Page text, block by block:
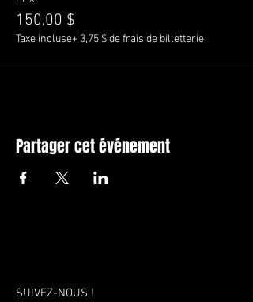
150,00 $
Taxe incluse+ 3,75 $ de frais de billetterie
Partager cet événement
SUIVEZ-NOUS !